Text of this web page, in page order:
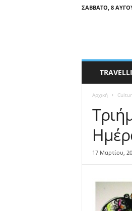
ΣΆΒΒΑΤΟ, 8
a
Αρχική
17 Μαρτίου,